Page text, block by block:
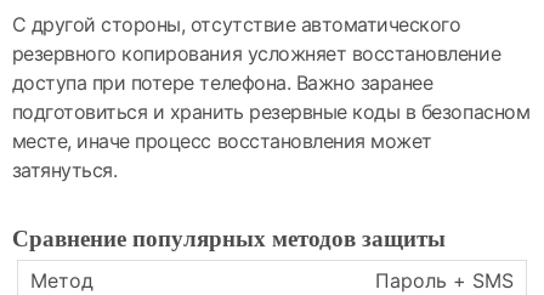
С другой стороны, отсутствие автоматического
резервного копирования усложняет восстановление
доступа при потере телефона. Важно заранее
подготовиться и хранить резервные коды в безопасном
месте, иначе процесс восстановления может
затянуться.
Сравнение популярных методов защиты
Пароль + SMS